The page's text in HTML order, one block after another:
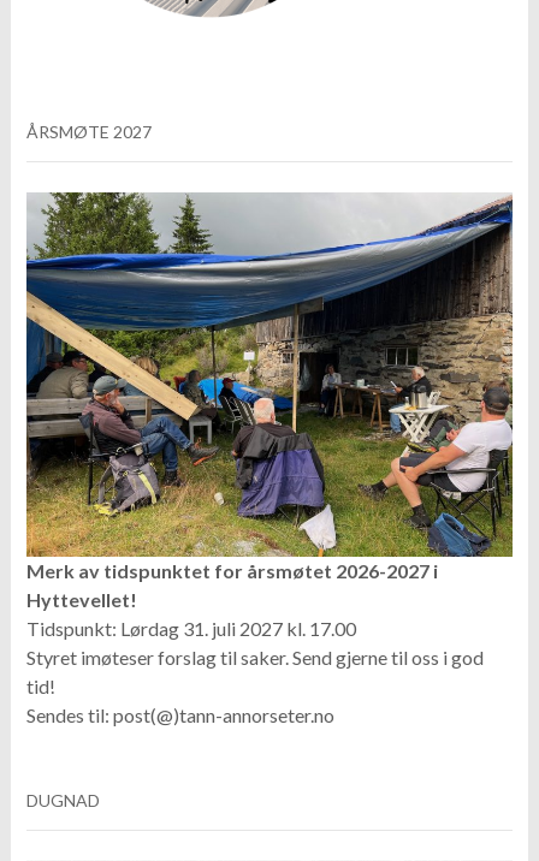
ÅRSMØTE 2027
Merk av tidspunktet for årsmøtet 2026-2027 i
Hyttevellet!
Tidspunkt: Lørdag 31. juli 2027 kl. 17.00
Styret imøteser forslag til saker. Send gjerne til oss i god
tid!
Sendes til: post(@)tann-annorseter.no
DUGNAD